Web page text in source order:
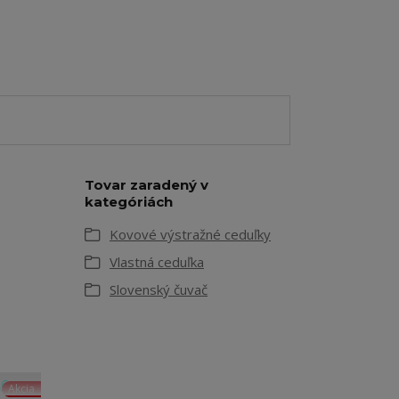
Tovar zaradený v
kategóriách
Kovové výstražné ceduľky
Vlastná ceduľka
Slovenský čuvač
Akcia